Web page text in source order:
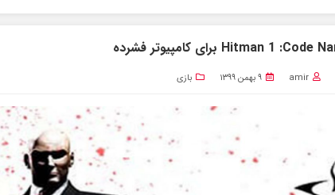
amir ۹ بهمن ۱۳۹۹ بازی